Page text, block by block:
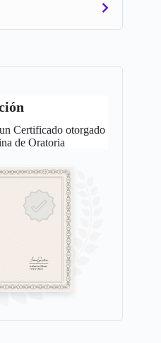
Certificado otorgado
de Oratoria